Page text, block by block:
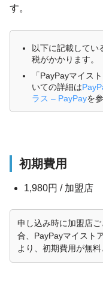
す。
以下に記載してい
税がかかります。
「PayPayマイス
いての詳細は
ラス – PayPayを
初期費用
1,980円 / 加盟店
申し込み時に加盟店
合、PayPayマイスト
より、初期費用が無料